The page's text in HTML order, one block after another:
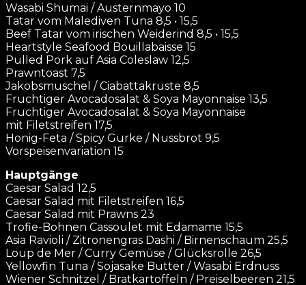
Wasabi Shumai / Austernmayo 10
Tatar vom Malediven Tuna 8,5 • 15,5
Beef Tatar vom irischen Weiderind 8,5 • 15,5
Heartstyle Seafood Bouillabaisse 15
Pulled Pork auf Asia Coleslaw 12,5
Prawntoast 7,5
Jakobsmuschel / Ciabattakruste 8,5
Fruchtiger Avocadosalat & Soya Mayonnaise 13,5
Fruchtiger Avocadosalat & Soya Mayonnaise
mit Filetstreifen 17,5
Honig-Feta / Spicy Gurke / Nussbrot 9,5
Vorspeisenvariation 15
Hauptgänge
Caesar Salad 12,5
Caesar Salad mit Filetstreifen 16,5
Caesar Salad mit Prawns 23
Trofie-Bohnen Cassoulet mit Edamame 15,5
Asia Ravioli / Zitronengras Dashi / Birnenschaum 25,5
Loup de Mer / Curry Gemüse / Glücksrolle 26,5
Yellowfin Tuna / Sojasake Butter / Wasabi Erdnuss
Wiener Schnitzel / Bratkartoffeln / Preiselbeeren 21,5